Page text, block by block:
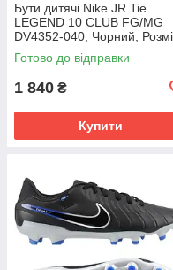
Бути дитячі Nike JR Tie
LEGEND 10 CLUB FG/MG
DV4352-040, Чорний,
(EU) - 38.5
Готово до відправки
1 840 ₴
Купити